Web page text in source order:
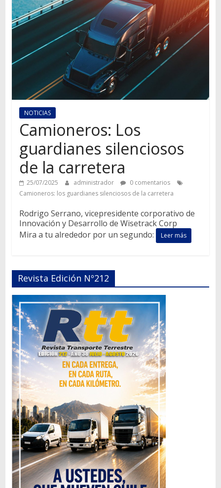
del
mundo
del
transporte
NOTICIAS
Camioneros: Los
guardianes silenciosos
de la carretera
25/07/2025 administrador
0 comentarios
Camioneros: los guardianes silenciosos de la carretera
Rodrigo Serrano, vicepresidente corporativo de
Innovación y Desarrollo de Wisetrack Corp
Mira a tu alrededor por un segundo:
Leer más
Revista Edición Nº212